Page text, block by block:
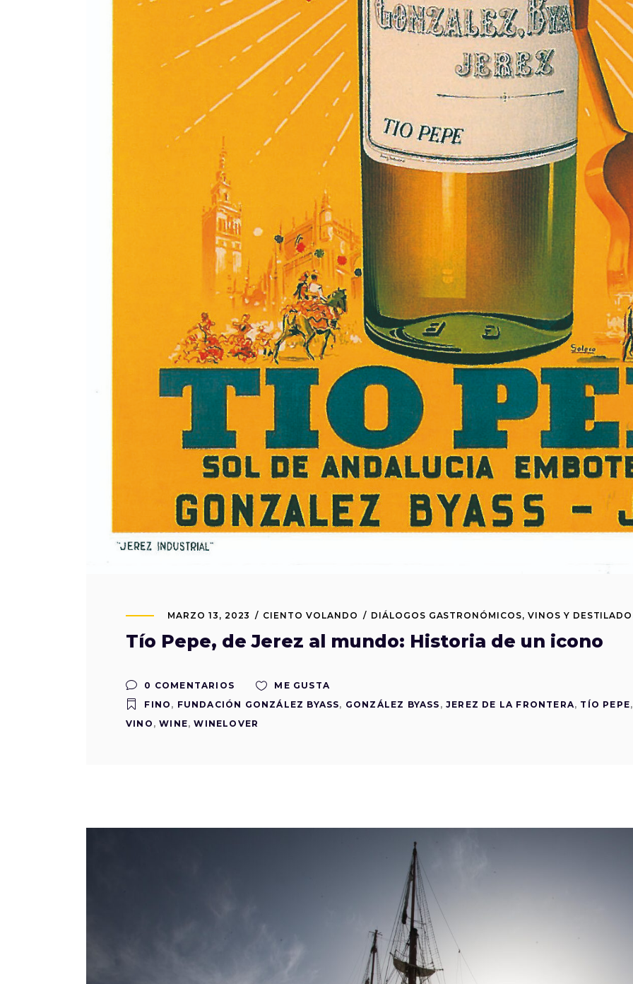
MARZO 13, 2023 CIENTO VOLANDO DIÁLOGOS GASTRONÓMICOS, VINOS Y
Tío Pepe, de Jerez al mundo: Historia de un icono
0 COMENTARIOS
ME GUSTA
FINO , FUNDACIÓN GONZÁLEZ BYASS, GONZÁLEZ BYASS ,JEREZ DE LA FRONTERA, TÍO PEPE,
VINO ,WINE,WINELOVER